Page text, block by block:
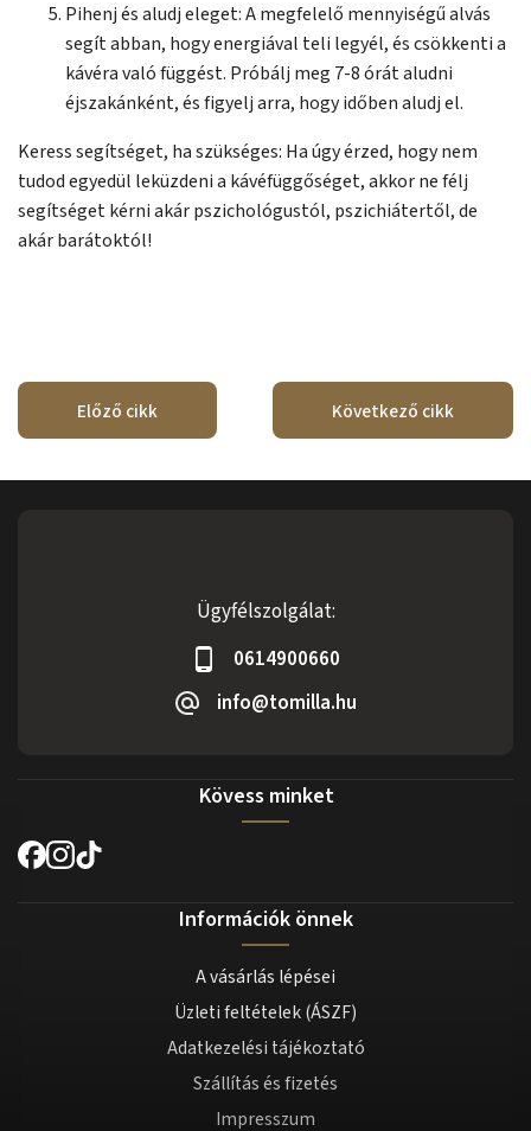
Pihenj és aludj eleget: A megfelelő mennyiségű alvás
segít abban, hogy energiával teli legyél, és csökkenti a
kávéra való függést. Próbálj meg 7-8 órát aludni
éjszakánként, és figyelj arra, hogy időben aludj el.
Keress segítséget, ha szükséges: Ha úgy érzed, hogy nem
tudod egyedül leküzdeni a kávéfüggőséget, akkor ne félj
segítséget kérni akár pszichológustól, pszichiátertől, de
akár barátoktól!
Előző cikk Következő cikk
Ügyfélszolgálat:
0614900660
info@tomilla.hu
Kövess minket
Információk önnek
A vásárlás lépései
Üzleti feltételek (ÁSZF)
Adatkezelési tájékoztató
Szállítás és fizetés
Impresszum